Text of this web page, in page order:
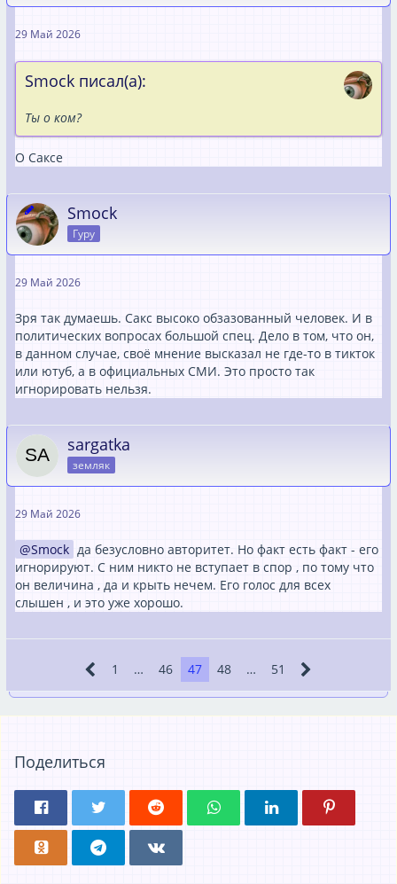
29 Май 2026
Smock писал(а):
Ты о ком?
О Саксе
Smock
Гуру
29 Май 2026
Зря так думаешь. Сакс высоко обзазованный человек. И в
политических вопросах большой спец. Дело в том, что он,
в данном случае, своё мнение высказал не где-то в тикток
или ютуб, а в официальных СМИ. Это просто так
игнорировать нельзя.
sargatka
земляк
29 Май 2026
Smock да безусловно авторитет. Но факт есть факт - его
игнорируют. С ним никто не вступает в спор , по тому что
он величина , да и крыть нечем. Его голос для всех
слышен , и это уже хорошо.
1 … 46 47 48 … 51
Поделиться